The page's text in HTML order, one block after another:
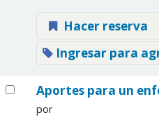
Hacer reserva
Ingresar para
Aportes para un
por